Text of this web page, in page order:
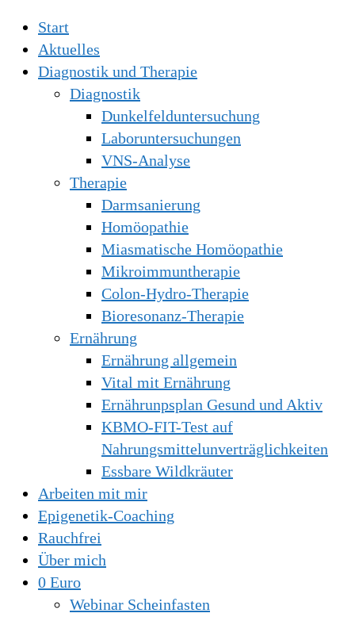
Start
Aktuelles
Diagnostik und Therapie
Diagnostik
Dunkelfelduntersuchung
Laboruntersuchungen
VNS-Analyse
Therapie
Darmsanierung
Homöopathie
Miasmatische Homöopathie
Mikroimmuntherapie
Colon-Hydro-Therapie
Bioresonanz-Therapie
Ernährung
Ernährung allgemein
Vital mit Ernährung
Ernährunpsplan Gesund und Aktiv
KBMO-FIT-Test auf
Nahrungsmittelunverträglichkeiten
Essbare Wildkräuter
Arbeiten mit mir
Epigenetik-Coaching
Rauchfrei
Über mich
0 Euro
Webinar Scheinfasten